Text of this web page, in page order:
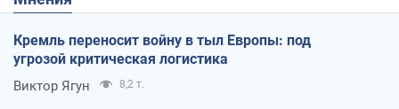
Кремль переносит войну в тыл Европы: под
угрозой критическая логистика
Виктор Ягун 8,2 т.